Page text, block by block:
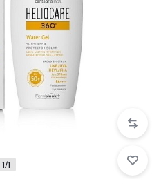
1/1